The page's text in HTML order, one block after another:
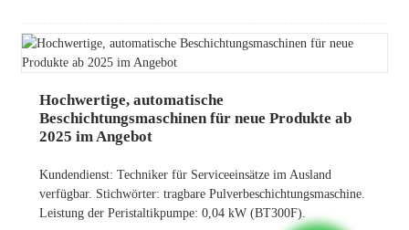
Hochwertige, automatische
Beschichtungsmaschinen für neue Produkte ab
2025 im Angebot
Kundendienst: Techniker für Serviceeinsätze im Ausland
verfügbar. Stichwörter: tragbare Pulverbeschichtungsmaschine.
Leistung der Peristaltikpumpe: 0,04 kW (BT300F).